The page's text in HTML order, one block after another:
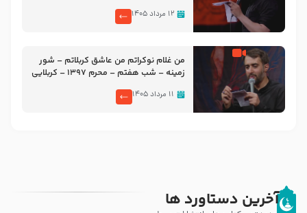
۱۲ مرداد ۱۴۰۵
من غلام نوکراتم من عاشق کربلاتم – شور
زمینه – شب هفتم – محرم 1397 – کربلایی
۱۱ مرداد ۱۴۰۵
آخرین دستاورد ها